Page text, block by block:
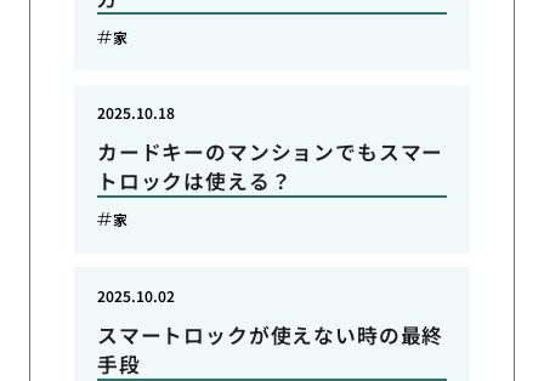
家
カードキーのマンションでもスマー
トロックは使える？
2025.10.18
家
スマートロックが使えない時の最終
手段
2025.10.02